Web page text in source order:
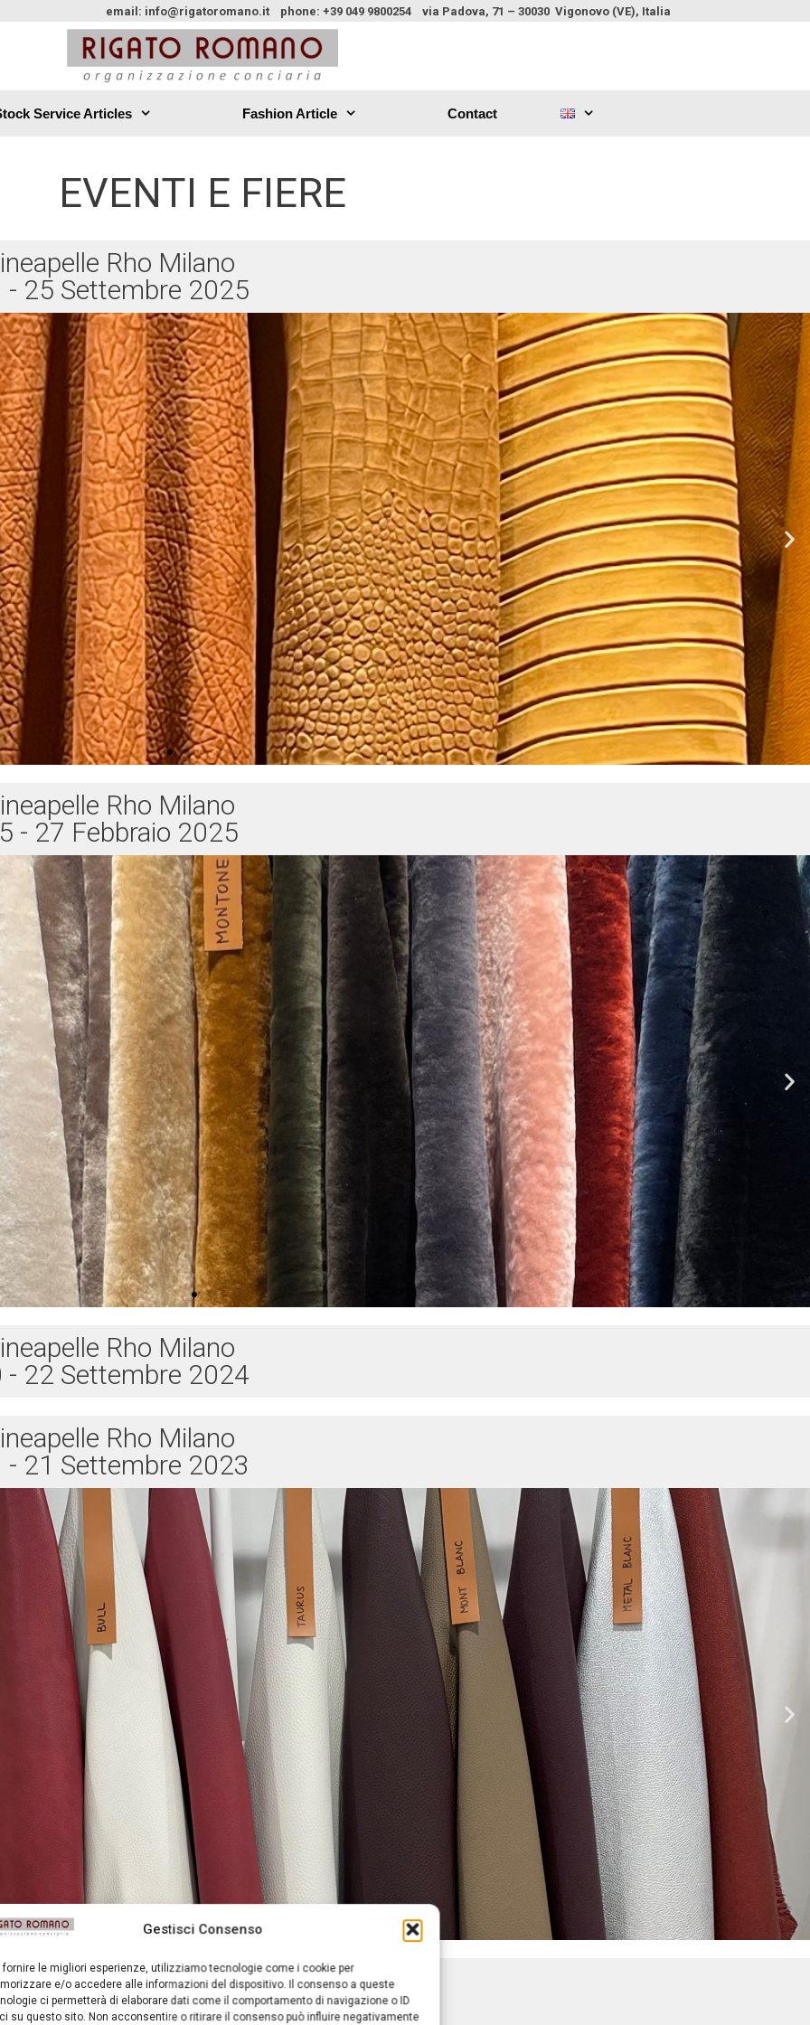
Gestisci Consenso
fornire le migliori esperienze, utilizziamo tecnologie come i cookie per
e/o accedere alle informazioni del dispositivo. Il consenso a queste
ci permetterà di elaborare dati come il comportamento di navigazione o ID
su questo sito. Non acconsentire o ritirare il consenso può influire negativamente
email: info@rigatoromano.it phone: +39 049 9800254 via Padova, 71 – 30030 Vigonovo (VE), Italia
Service Articles Fashion Article Contact
EVENTI E FIERE
Rho Milano
- 25 Settembre 2025
Rho Milano
- 27 Febbraio 2025
Rho Milano
- 22 Settembre 2024
Rho Milano
- 21 Settembre 2023
Rho Milano
- 23 Febbraio 2023